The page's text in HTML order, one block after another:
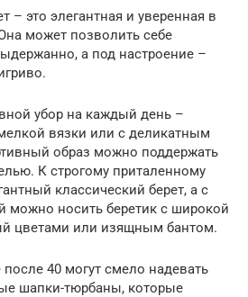
– это элегантная и уверенная в
может позволить себе
а под настроение –
убор на каждый день –
вязки или с деликатным
образ можно поддержать
К строгому приталенному
классический берет, а с
можно носить беретик с широкой
цветами или изящным бантом.
40 могут смело надевать
шапки-тюрбаны, которые